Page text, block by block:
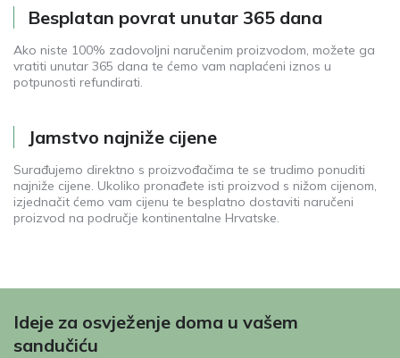
Besplatan povrat unutar 365 dana
Ako niste 100% zadovoljni naručenim proizvodom, možete ga
vratiti unutar 365 dana te ćemo vam naplaćeni iznos u
potpunosti refundirati.
Jamstvo najniže cijene
Surađujemo direktno s proizvođačima te se trudimo ponuditi
najniže cijene. Ukoliko pronađete isti proizvod s nižom cijenom,
izjednačit ćemo vam cijenu te besplatno dostaviti naručeni
proizvod na područje kontinentalne Hrvatske.
Ideje za osvježenje doma u vašem
sandučiću